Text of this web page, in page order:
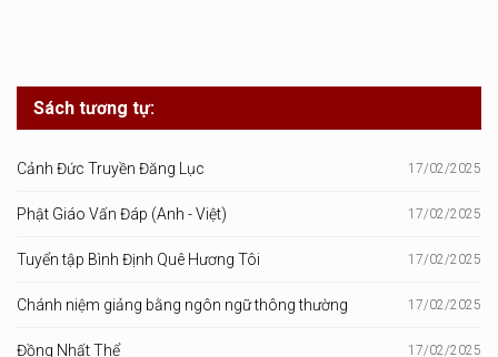
Sách tương tự:
Cảnh Đức Truyền Đăng Lục 17/02/2025
Phật Giáo Vấn Đáp (Anh - Việt) 17/02/2025
Tuyển tập Bình Định Quê Hương Tôi 17/02/2025
Chánh niệm giảng bằng ngôn ngữ thông thường 17/02/2025
Đồng Nhất Thể 17/02/2025